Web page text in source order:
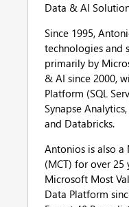
Data & AI
Since 1995,
technologies and
primarily by
& AI since 2000,
Platform (SQL
Synapse
and Databricks.
Antonios is also a
(MCT) for over 25
Microsoft Most
Data Platform